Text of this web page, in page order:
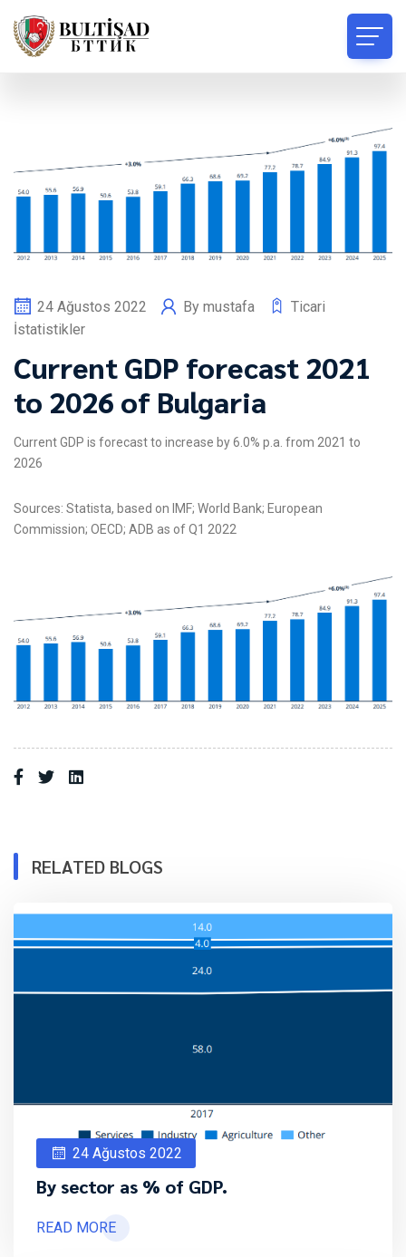
24 Ağustos 2022 By mustafa
Ticari
İstatistikler
Current GDP forecast 2021
to 2026 of Bulgaria
Current GDP is forecast to increase by 6.0% p.a. from 2021 to
2026
Sources: Statista, based on IMF; World Bank; European
Commission; OECD; ADB as of Q1 2022
RELATED BLOGS
24 Ağustos 2022
By sector as % of GDP.
READ MORE